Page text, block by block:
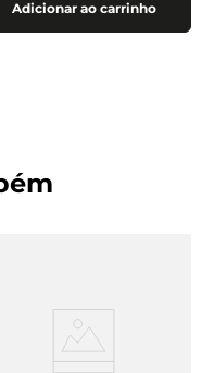
Adicionar ao carrinho